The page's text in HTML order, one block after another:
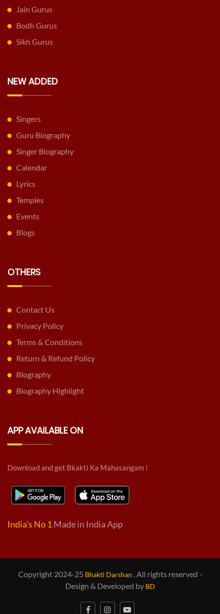
Jain Gurus
Bodh Gurus
Sikh Gurus
NEW ADDED
Singers
Guru Biography
Singer Biography
Calendar
Lyrics
Temples
Events
Blogs
OTHERS
Contact Us
Privacy Policy
Terms & Conditions
Return & Refund Policy
Biography
Biography Highlight
APP AVAILABLE ON
Download and get Bkakti Ka Mahasangam !
India's No 1 Made in India App
Copyright 2024-25 Bhakti Darshan . All rights reserved -
Design & Developed by BD